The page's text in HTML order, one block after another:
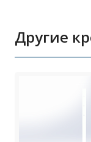
Другие